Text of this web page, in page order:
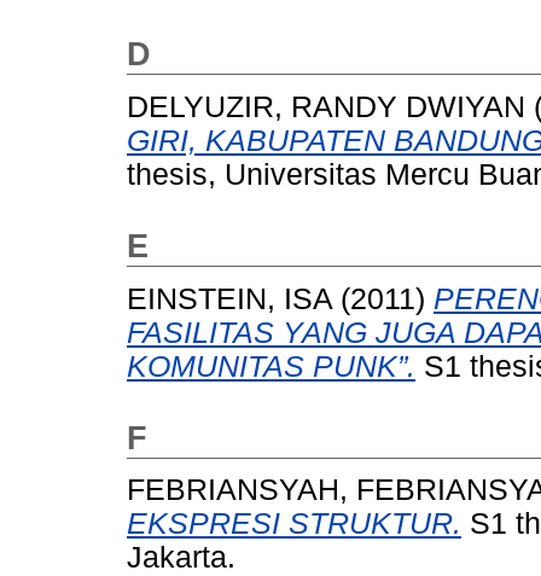
D
DELYUZIR, RANDY DWIYAN
GIRI, KABUPATEN
thesis, Universitas Mercu
E
EINSTEIN, ISA (2011)
FASILITAS YANG JUGA
KOMUNITAS PUNK”. S1
F
FEBRIANSYAH,
EKSPRESI STRUKTUR. S1
Jakarta.